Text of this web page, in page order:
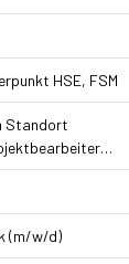
HSE, FSM
Standort
(m/w/d)